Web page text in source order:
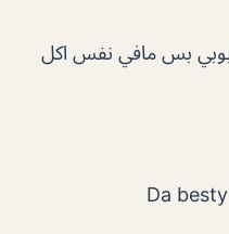
بس مافي نفس اكل
Da